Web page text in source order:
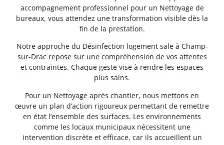
accompagnement professionnel pour un Nettoyage de
bureaux, vous attendez une transformation visible dès la
fin de la prestation.
Notre approche du Désinfection logement sale à Champ-
sur-Drac repose sur une compréhension de vos attentes
et contraintes. Chaque geste vise à rendre les espaces
plus sains.
Pour un Nettoyage après chantier, nous mettons en
œuvre un plan d’action rigoureux permettant de remettre
en état l’ensemble des surfaces. Les environnements
comme les locaux municipaux nécessitent une
intervention discrète et efficace, car ils accueillent un